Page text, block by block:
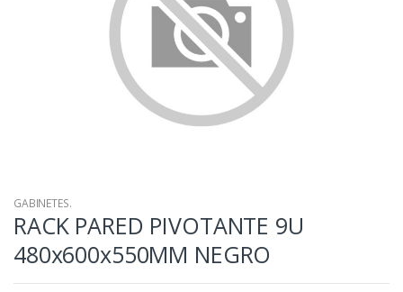
GABINETES.
RACK PARED PIVOTANTE 9U
480x600x550MM NEGRO